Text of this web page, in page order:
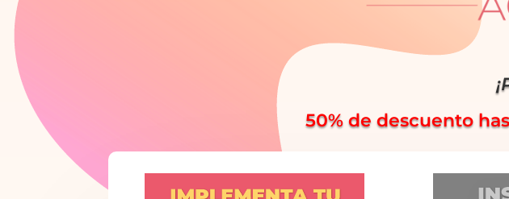
50% de descuento